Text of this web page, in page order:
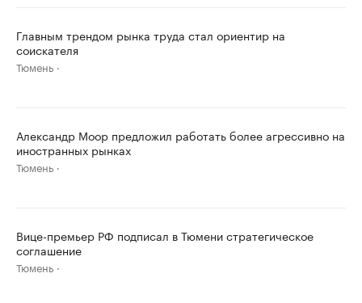
Главным трендом рынка труда стал ориентир на
соискателя
Тюмень
Александр Моор предложил работать более агрессивно на
иностранных рынках
Тюмень
Вице-премьер РФ подписал в Тюмени стратегическое
соглашение
Тюмень